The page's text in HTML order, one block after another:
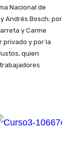
Nacional de
Andrés Bosch; por
y Carme
privado y por la
quien